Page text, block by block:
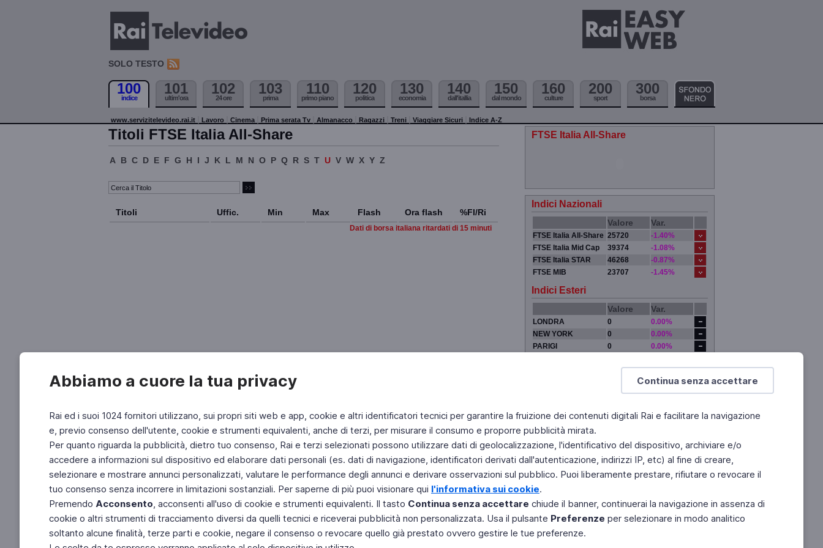
Continua senza accettare
Abbiamo a cuore la tua privacy
Rai ed i suoi 1024 fornitori utilizzano, sui propri siti web e app, cookie e altri identificatori tecnici per garantire la fruizione dei contenuti digitali Rai e facilitare la navigazione
e, previo consenso dell'utente, cookie e strumenti equivalenti, anche di terzi, per misurare il consumo e proporre pubblicità mirata.
Per quanto riguarda la pubblicità, dietro tuo consenso, Rai e terzi selezionati possono utilizzare dati di geolocalizzazione, l'identificativo del dispositivo, archiviare e/o
accedere a informazioni sul dispositivo ed elaborare dati personali (es. dati di navigazione, identificatori derivati dall'autenticazione, indirizzi IP, etc) al fine di creare,
selezionare e mostrare annunci personalizzati, valutare le performance degli annunci e derivare osservazioni sul pubblico. Puoi liberamente prestare, rifiutare o revocare il
tuo consenso senza incorrere in limitazioni sostanziali. Per saperne di più puoi visionare qui l'informativa sui cookie.
Premendo Acconsento, acconsenti all'uso di cookie e strumenti equivalenti. Il tasto Continua senza accettare chiude il banner, continuerai la navigazione in assenza di
cookie o altri strumenti di tracciamento diversi da quelli tecnici e riceverai pubblicità non personalizzata. Usa il pulsante Preferenze per selezionare in modo analitico
soltanto alcune finalità, terze parti e cookie, negare il consenso o revocare quello già prestato ovvero gestire le tue preferenze.
SOLO TESTO
100
indice
101
ultim'ora
102
24 ore
103
prima
110
primo piano
120
politica
130
economia
140
dall'itallia
150
dal mondo
160
culture
200
sport
300
borsa
www.servizitelevideo.rai.it Lavoro Cinema Prima serata Tv Almanacco Ragazzi Treni Viaggiare Sicuri Indice A-Z
Titoli FTSE Italia All-Share
A B C D E F G H I J K L M N O P Q R S T U V W X Y Z
Titoli Uffic. Min Max Flash Ora flash %Fl/Ri
Dati di borsa italiana ritardati di 15 minuti
FTSE Italia All-Share
Indici Nazionali
Valore Var.
FTSE Italia All-Share 25720
-1.40%
FTSE Italia Mid Cap
39374
-1.08%
FTSE Italia STAR
46268
-0.87%
FTSE MIB
23707 -1.45%
Indici Esteri
Valore Var.
LONDRA 0
0.00%
NEW YORK
0
0.00%
PARIGI
0
0.00%
Fai di Televideo la tua Home Page Chi Siamo
Copyright © 2011 Rai - Tutti i diritti riservati
Engineered by RAI - Reti e Piattaforme